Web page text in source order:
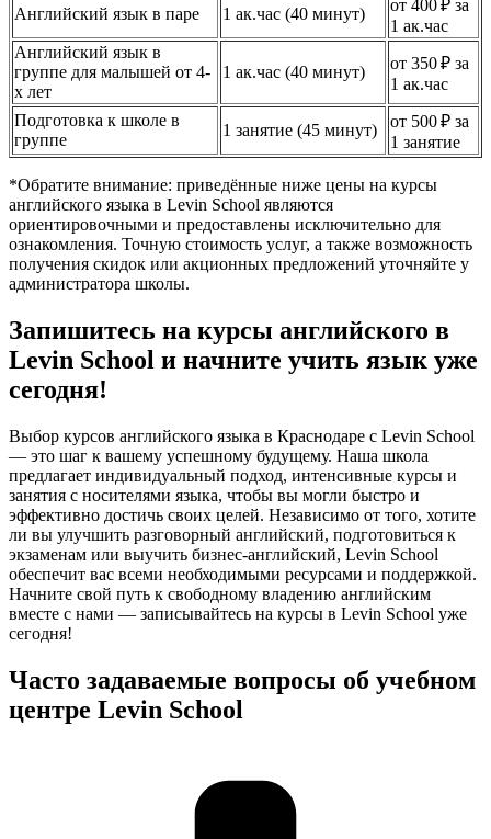
Английский язык в паре 1 ак.час (40 минут)
от 400 ₽ за
1 ак.час
Английский язык в
группе для малышей от 4-
х лет
1 ак.час (40 минут)
от 350 ₽ за
1 ак.час
Подготовка к школе в
группе
1 занятие (45 минут)
от 500 ₽ за
1 занятие
*Обратите внимание: приведённые ниже цены на курсы
английского языка в Levin School являются
ориентировочными и предоставлены исключительно для
ознакомления. Точную стоимость услуг, а также возможность
получения скидок или акционных предложений уточняйте у
администратора школы.
Запишитесь на курсы английского в
Levin School и начните учить язык уже
сегодня!
Выбор курсов английского языка в Краснодаре с Levin School
— это шаг к вашему успешному будущему. Наша школа
предлагает индивидуальный подход, интенсивные курсы и
занятия с носителями языка, чтобы вы могли быстро и
эффективно достичь своих целей. Независимо от того, хотите
ли вы улучшить разговорный английский, подготовиться к
экзаменам или выучить бизнес-английский, Levin School
обеспечит вас всеми необходимыми ресурсами и поддержкой.
Начните свой путь к свободному владению английским
вместе с нами — записывайтесь на курсы в Levin School уже
сегодня!
Часто задаваемые вопросы об учебном
центре Levin School